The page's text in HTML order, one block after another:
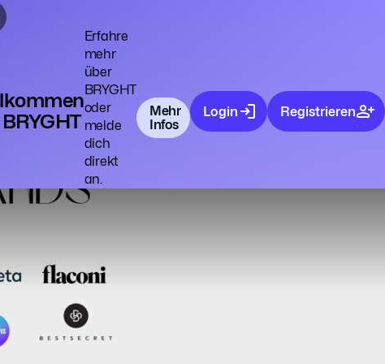
Erfahre
mehr
über
BRYGHT
oder
melde
dich
direkt
an.
Mehr
Infos
Login Registrieren